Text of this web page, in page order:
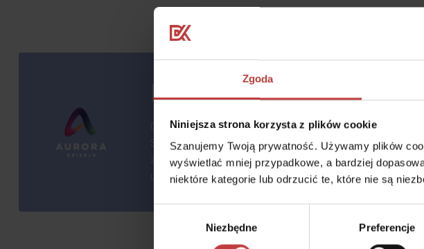
Zgoda
Niniejsza strona korzysta z plików cookie
Szanujemy Twoją prywatność. Używamy plików
wyświetlać mniej przypadkowe, a bardziej
niektóre kategorie lub odrzucić te, które nie są
Niezbędne Preferencje
Nowe mieszkania na
Osiedle Aurora zlokalizowane jest w granicznym kwartale
Szybką i Popularną. Ten stołeczny rejon wyróżnia się
znajdującego się w pobliżu Lotniska Chopina, co
ucieczkę od tłumów.